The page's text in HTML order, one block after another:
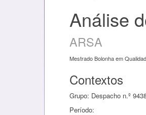
Análise
ARSA
Mestrado Bolonha em
Contextos
Grupo: Despacho n.º
Período: